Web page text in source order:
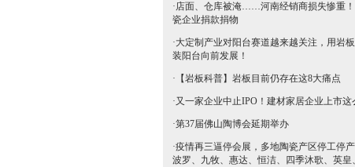
·店面、仓库被淹……河南经销商损失惨重
瓷企业捐款捐物
·大定制产业对阳台赛道越来越关注，用岩
装阳台向前发展！
· 【岩板科普】岩板目前仍存在这8大痛点
·又一家企业中止IPO！建材家居企业上市这
·第37届佛山陶博会延期举办
·疫情再三逼停会展，多地陶瓷产区停工停
波罗、九牧、惠达、恒洁、四季沐歌、英皇